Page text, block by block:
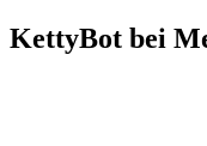
KettyBot bei